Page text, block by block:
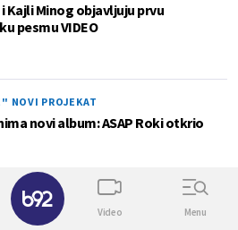
Kajli Minog objavljuju prvu
pesmu VIDEO
NOVI PROJEKAT
novi album: ASAP Roki otkrio
Video Menu
✕